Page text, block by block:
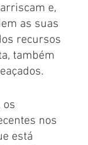
e,
as suas
recursos
também
os
nos
está